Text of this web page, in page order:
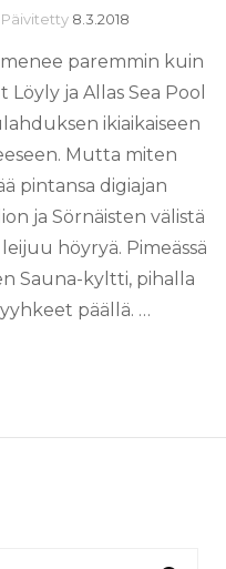
Päivitetty 8.3.2018
paremmin kuin
ja Allas Sea Pool
ikiaikaiseen
Mutta miten
pintansa digiajan
ja Sörnäisten välistä
höyryä. Pimeässä
Sauna-kyltti, pihalla
päällä. …